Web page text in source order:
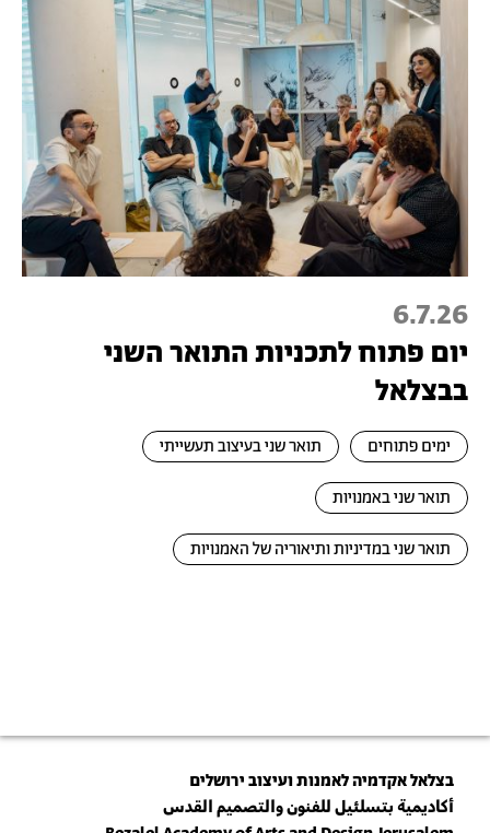
6.7.26
יום פתוח לתכניות התואר השני
בבצלאל
ימים פתוחים תואר שני בעיצוב תעשייתי
תואר שני באמנויות
תואר שני במדיניות ותיאוריה של האמנויות
בצלאל אקדמיה לאמנות ועיצוב ירושלים
أكاديمية بتسلئيل للفنون والتصميم القدس